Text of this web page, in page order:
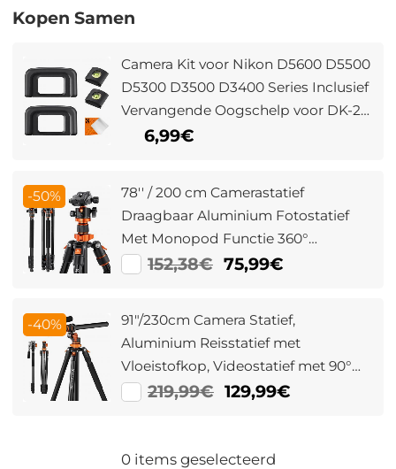
Kopen Samen
Camera Kit voor Nikon D5600 D5500
D5300 D3500 D3400 Series Inclusief
Vervangende Oogschelp voor DK-25
Zoeker Flitsschoen Cover en
6,99€
-50%
78'' / 200 cm Camerastatief
Draagbaar Aluminium Fotostatief
Met Monopod Functie 360°
Balhoofd Inclusief
28L (S210)
152,38€ 75,99€
-40%
91"/230cm Camera Statief,
Aluminium Reisstatief met
Vloeistofkop, Videostatief met 90°
Middenkolom en Verwijderbare
Camcorders, Camera's
219,99€ 129,99€
0items geselecteerd